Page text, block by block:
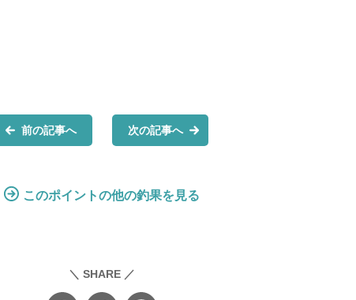
前の記事へ 次の記事へ
このポイントの他の釣果を見る
＼ SHARE ／